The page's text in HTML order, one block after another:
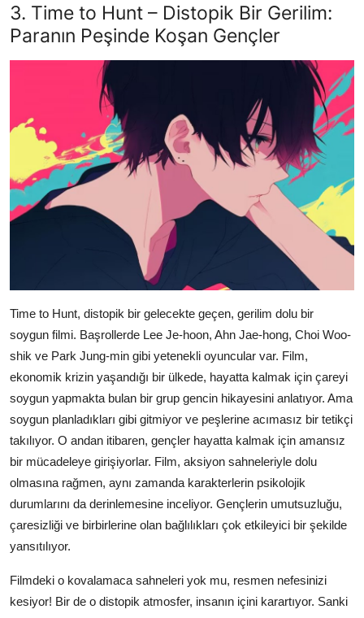
3. Time to Hunt – Distopik Bir Gerilim:
Paranın Peşinde Koşan Gençler
Time to Hunt, distopik bir gelecekte geçen, gerilim dolu bir
soygun filmi. Başrollerde Lee Je-hoon, Ahn Jae-hong, Choi Woo-
shik ve Park Jung-min gibi yetenekli oyuncular var. Film,
ekonomik krizin yaşandığı bir ülkede, hayatta kalmak için çareyi
soygun yapmakta bulan bir grup gencin hikayesini anlatıyor. Ama
soygun planladıkları gibi gitmiyor ve peşlerine acımasız bir tetikçi
takılıyor. O andan itibaren, gençler hayatta kalmak için amansız
bir mücadeleye girişiyorlar. Film, aksiyon sahneleriyle dolu
olmasına rağmen, aynı zamanda karakterlerin psikolojik
durumlarını da derinlemesine inceliyor. Gençlerin umutsuzluğu,
çaresizliği ve birbirlerine olan bağlılıkları çok etkileyici bir şekilde
yansıtılıyor.
Filmdeki o kovalamaca sahneleri yok mu, resmen nefesinizi
kesiyor! Bir de o distopik atmosfer, insanın içini karartıyor. Sanki